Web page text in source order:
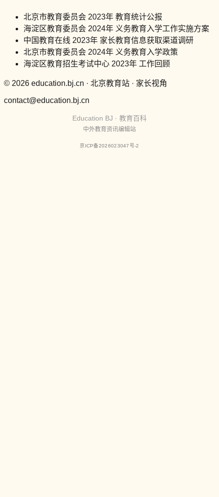
北京市教育委员会 2023年 教育统计公报
海淀区教育委员会 2024年 义务教育入学工作实施方案
中国教育在线 2023年 家长教育信息获取渠道调研
北京市教育委员会 2024年 义务教育入学政策
海淀区教育招生考试中心 2023年 工作回顾
© 2026 education.bj.cn · 北京教育站 · 家长视角
contact@education.bj.cn
Education BJ · 教育百科
中外教育资讯编辑站
京ICP备2026023047号-2